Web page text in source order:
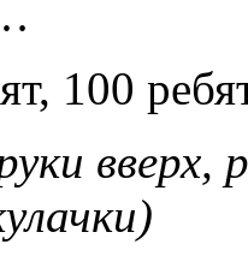
100
вверх,